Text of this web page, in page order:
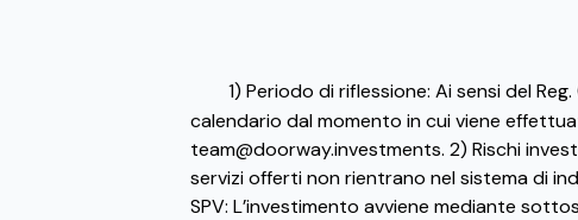
1) Periodo di riflessione: Ai sensi del
calendario dal momento in cui viene
team@doorway.investments. 2) Rischi
servizi offerti non rientrano nel sistema di
SPV: L’investimento avviene mediante